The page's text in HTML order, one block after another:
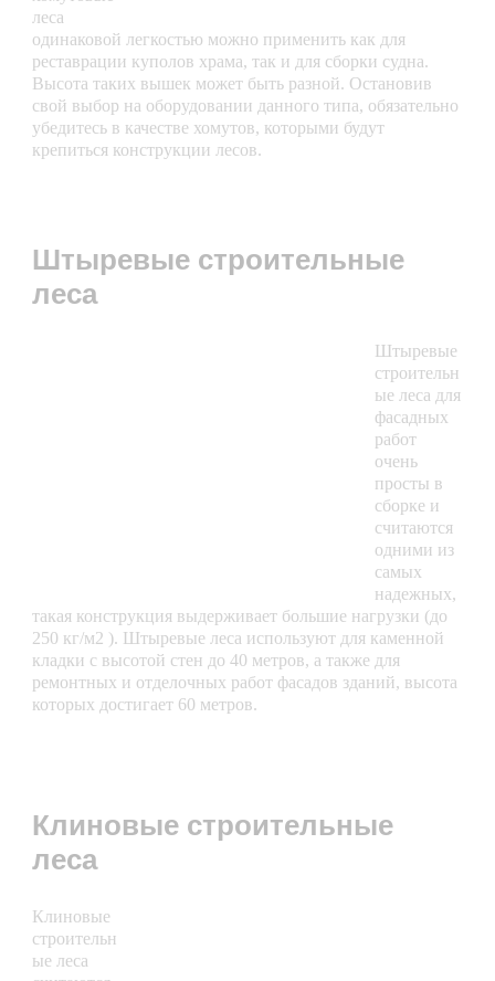
леса
одинаковой легкостью можно применить как для
реставрации куполов храма, так и для сборки судна.
Высота таких вышек может быть разной. Остановив
свой выбор на оборудовании данного типа, обязательно
убедитесь в качестве хомутов, которыми будут
крепиться конструкции лесов.
Штыревые строительные
леса
Штыревые
строительн
ые леса для
фасадных
работ
очень
просты в
сборке и
считаются
одними из
самых
надежных,
такая конструкция выдерживает большие нагрузки (до
250 кг/м2 ). Штыревые леса используют для каменной
кладки с высотой стен до 40 метров, а также для
ремонтных и отделочных работ фасадов зданий, высота
которых достигает 60 метров.
Клиновые строительные
леса
Клиновые
строительн
ые леса